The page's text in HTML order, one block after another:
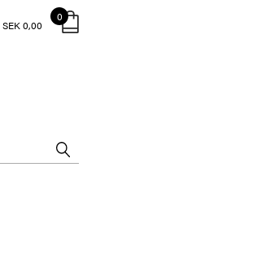
0
SEK 0,00